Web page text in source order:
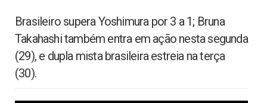
Brasileiro supera Yoshimura por 3 a 1; Bruna
Takahashi também entra em ação nesta segunda
(29), e dupla mista brasileira estreia na terça
(30).